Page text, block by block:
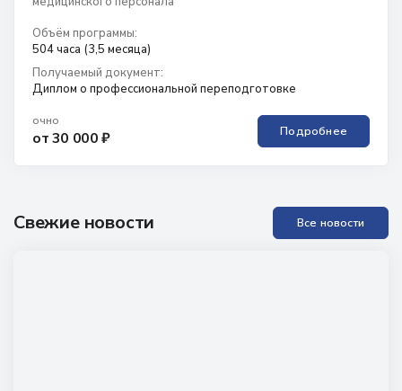
Объём программы:
504 часа (3,5 месяца)
Получаемый документ:
Диплом о профессиональной переподготовке
очно
от 30 000 ₽ Подробнее
Свежие новости Все новости